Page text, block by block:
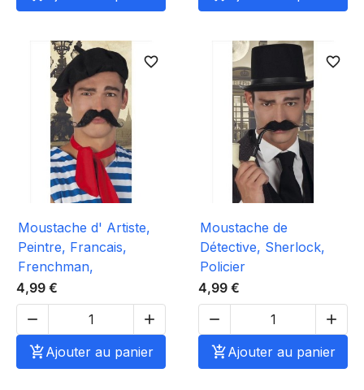
favorite_border
Moustache d' Artiste,
Peintre, Francais,
Frenchman,
4,99 €


Ajouter au panier
favorite_border
Moustache de
Détective, Sherlock,
Policier
4,99 €


Ajouter au panier